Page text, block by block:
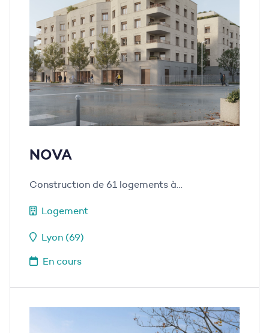
NOVA
Construction de 61 logements à…
Logement
Lyon (69)
En cours